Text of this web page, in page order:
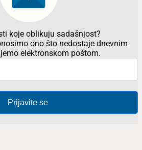
koje oblikuju sadašnjost?
ono što nedostaje dnevnim
elektronskom poštom.
Prijavite se